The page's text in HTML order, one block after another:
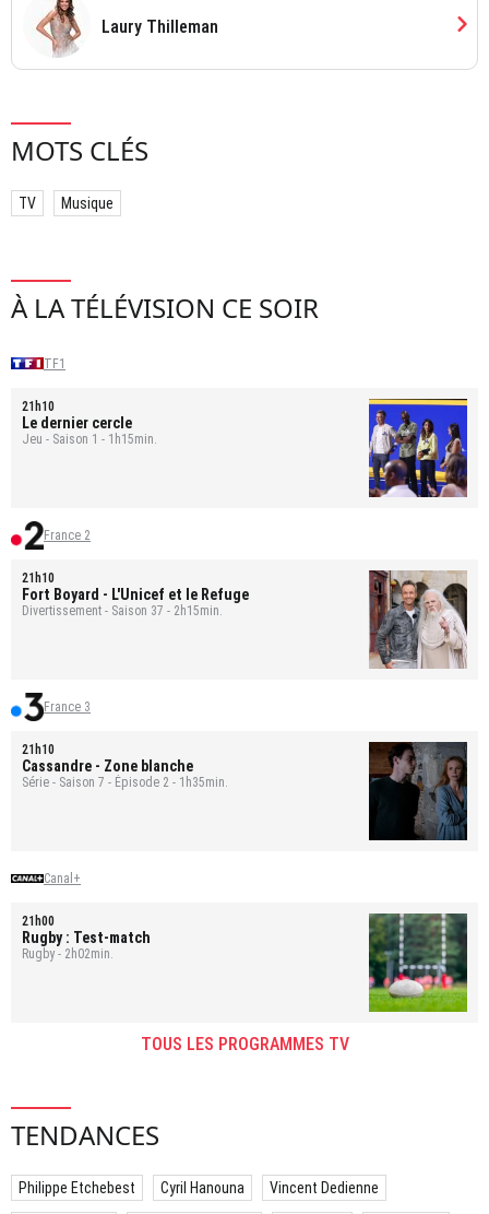
Laury Thilleman chevron_right
MOTS CLÉS
TV Musique
À LA TÉLÉVISION CE SOIR
TF1
21h10
Le dernier cercle
Jeu - Saison 1 - 1h15min.
France 2
21h10
Fort Boyard - L'Unicef et le Refuge
Divertissement - Saison 37 - 2h15min.
France 3
21h10
Cassandre - Zone blanche
Série - Saison 7 - Épisode 2 - 1h35min.
Canal+
21h00
Rugby : Test-match
Rugby - 2h02min.
TOUS LES PROGRAMMES TV
TENDANCES
Philippe Etchebest Cyril Hanouna Vincent Dedienne